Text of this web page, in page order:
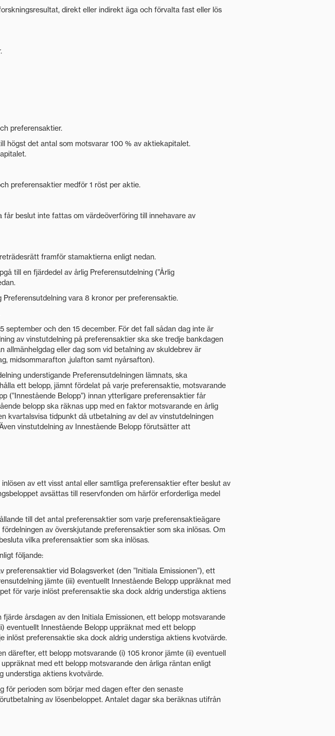
direkt eller indirekt äga och förvalta fast eller lös
preferensaktier.
högst det antal som motsvarar 100 % av aktiekapitalet.
preferensaktier medför 1 röst per aktie.
beslut inte fattas om värdeöverföring till innehavare av
framför stamaktierna enligt nedan.
till en fjärdedel av årlig Preferensutdelning (”Årlig
vara 8 kronor per preferensaktie.
september och den 15 december. För det fall sådan dag inte är
av vinstutdelning på preferensaktier ska ske tredje bankdagen
allmänhelgdag eller dag som vid betalning av skuldebrev är
midsommarafton ,julafton samt nyårsafton).
understigande Preferensutdelningen lämnats, ska
ett belopp, jämnt fördelat på varje preferensaktie, motsvarande
(”Innestående Belopp”) innan ytterligare preferensaktier får
belopp ska räknas upp med en faktor motsvarande en årlig
kvartalsvisa tidpunkt då utbetalning av del av vinstutdelningen
vinstutdelning av Innestående Belopp förutsätter att
av ett visst antal eller samtliga preferensaktier efter beslut av
avsättas till reservfonden om härför erforderliga medel
till det antal preferensaktier som varje preferensaktieägare
av överskjutande preferensaktier som ska inlösas. Om
vilka preferensaktier som ska inlösas.
följande:
vid Bolagsverket (den ”Initiala Emissionen”), ett
jämte (iii) eventuellt Innestående Belopp uppräknat med
för varje inlöst preferensaktie ska dock aldrig understiga aktiens
årsdagen av den Initiala Emissionen, ett belopp motsvarande
eventuellt Innestående Belopp uppräknat med ett belopp
inlöst preferensaktie ska dock aldrig understiga aktiens kvotvärde.
därefter, ett belopp motsvarande (i) 105 kronor jämte (ii) eventuell
med ett belopp motsvarande den årliga räntan enligt
understiga aktiens kvotvärde.
för perioden som börjar med dagen efter den senaste
av lösenbeloppet. Antalet dagar ska beräknas utifrån